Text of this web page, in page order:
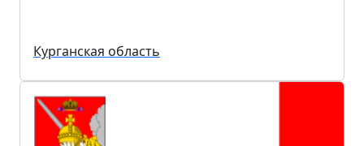
Курганская область